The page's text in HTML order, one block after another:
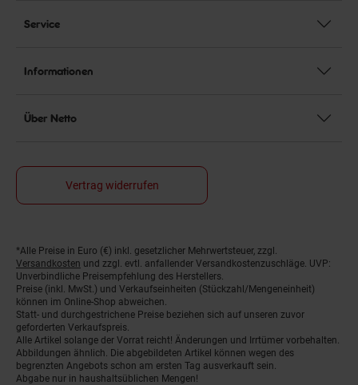
Service
Informationen
Über Netto
Vertrag widerrufen
Fußnoten
*Alle Preise in Euro (€) inkl. gesetzlicher Mehrwertsteuer, zzgl.
Versandkosten und zzgl. evtl. anfallender Versandkostenzuschläge. UVP:
Unverbindliche Preisempfehlung des Herstellers.
Preise (inkl. MwSt.) und Verkaufseinheiten (Stückzahl/Mengeneinheit)
können im Online-Shop abweichen.
Statt- und durchgestrichene Preise beziehen sich auf unseren zuvor
geforderten Verkaufspreis.
Alle Artikel solange der Vorrat reicht! Änderungen und Irrtümer vorbehalten.
Abbildungen ähnlich. Die abgebildeten Artikel können wegen des
begrenzten Angebots schon am ersten Tag ausverkauft sein.
Abgabe nur in haushaltsüblichen Mengen!